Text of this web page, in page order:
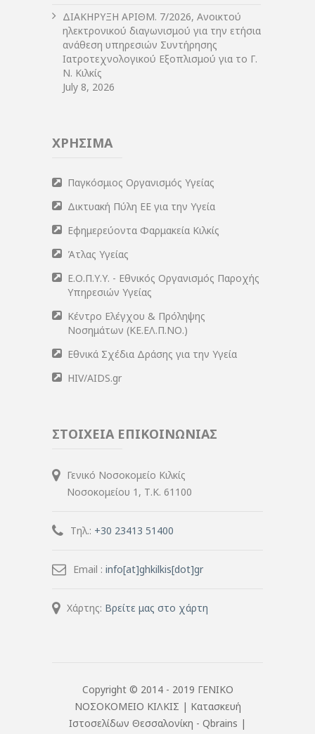
ΔIΑΚΗΡΥΞΗ ΑΡIΘΜ. 7/2026, Ανοικτού
ηλεκτρονικού διαγωνισμού για την ετήσια
ανάθεση υπηρεσιών Συντήρησης
Ιατροτεχνολογικού Εξοπλισμού για το Γ.
Ν. Κιλκίς
July 8, 2026
ΧΡΗΣΙΜΑ
Παγκόσμιος Οργανισμός Υγείας
Δικτυακή Πύλη ΕΕ για την Υγεία
Εφημερεύοντα Φαρμακεία Κιλκίς
Άτλας Υγείας
Ε.Ο.Π.Υ.Υ. - Εθνικός Οργανισμός Παροχής
Υπηρεσιών Υγείας
Κέντρο Ελέγχου & Πρόληψης
Νοσημάτων (ΚΕ.ΕΛ.Π.ΝΟ.)
Εθνικά Σχέδια Δράσης για την Υγεία
HIV/AIDS.gr
ΣΤΟΙΧΕΙΑ ΕΠΙΚΟΙΝΩΝΙΑΣ
Γενικό Νοσοκομείο Κιλκίς
Νοσοκομείου 1, Τ.Κ. 61100
Τηλ.: +30 23413 51400
Email : info[at]ghkilkis[dot]gr
Χάρτης: Βρείτε μας στο χάρτη
Copyright © 2014 - 2019 ΓΕΝΙΚΟ
ΝΟΣΟΚΟΜΕΙΟ ΚΙΛΚΙΣ | Κατασκευή
Ιστοσελίδων Θεσσαλονίκη - Qbrains |